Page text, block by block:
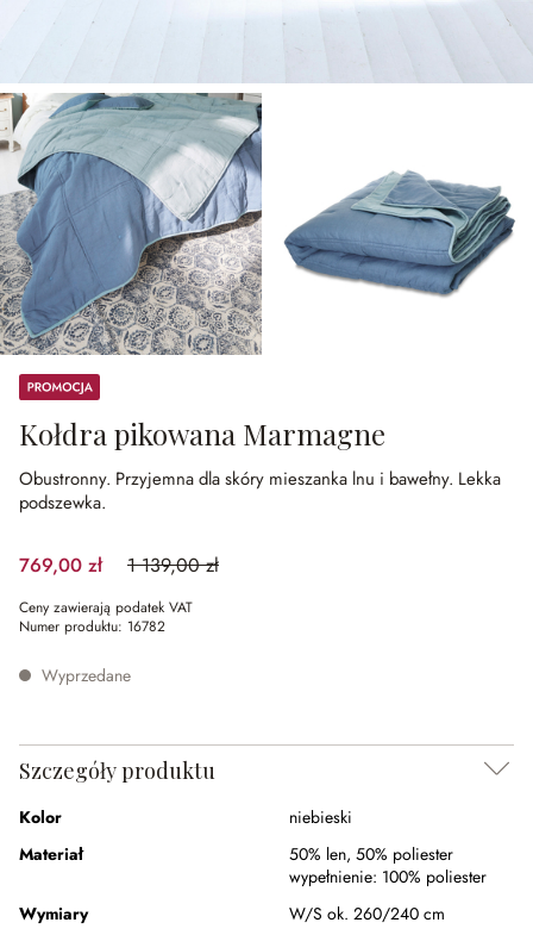
Promocja
Kołdra pikowana Marmagne
Obustronny. Przyjemna dla skóry mieszanka lnu i bawełny. Lekka
podszewka.
769,00 zł 1 139,00 zł
(32.48%spared)
Ceny zawierają podatek VAT
Numer produktu: 16782
Wyprzedane
Szczegóły produktu
Kolor
niebieski
Materiał
50% len, 50% poliester
wypełnienie: 100% poliester
Wymiary
W/S ok. 260/240 cm